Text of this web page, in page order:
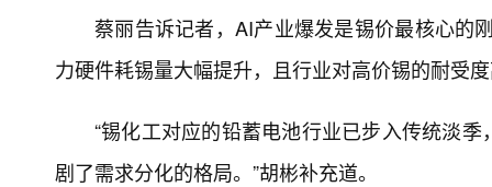
蔡丽告诉记者，AI产业爆发是锡价最核心的
力硬件耗锡量大幅提升，且行业对高价锡的耐受
“锡化工对应的铅蓄电池行业已步入传统淡
剧了需求分化的格局。”胡彬补充道。